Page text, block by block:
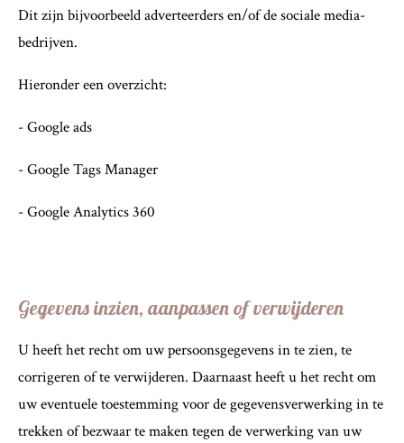
Dit zijn bijvoorbeeld adverteerders en/of de sociale media-
bedrijven.
Hieronder een overzicht:
- Google ads
- Google Tags Manager
- Google Analytics 360
Gegevens inzien, aanpassen of verwijderen
U heeft het recht om uw persoonsgegevens in te zien, te
corrigeren of te verwijderen. Daarnaast heeft u het recht om
uw eventuele toestemming voor de gegevensverwerking in te
trekken of bezwaar te maken tegen de verwerking van uw